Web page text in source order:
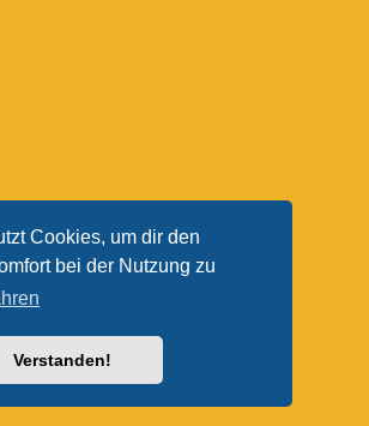
Cookies, um dir den
bei der Nutzung zu
Verstanden!